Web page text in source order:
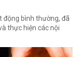
động bình thường, đã
thực hiện các nội